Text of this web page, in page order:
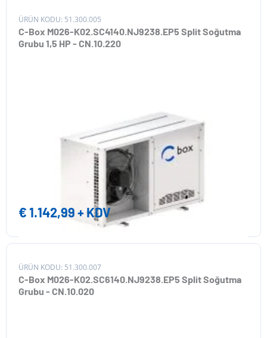
ÜRÜN KODU: 51.300.005
C-Box M026-K02.SC4140.NJ9238.EP5 Split Soğutma
Grubu 1,5 HP - CN.10.220
€1.142,99+ KDV
ÜRÜN KODU: 51.300.007
C-Box M026-K02.SC6140.NJ9238.EP5 Split Soğutma
Grubu - CN.10.020